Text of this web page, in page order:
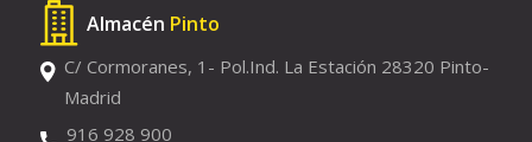
Almacén Pinto
C/ Cormoranes, 1- Pol.Ind. La Estación 28320 Pinto-
Madrid
916 928 900